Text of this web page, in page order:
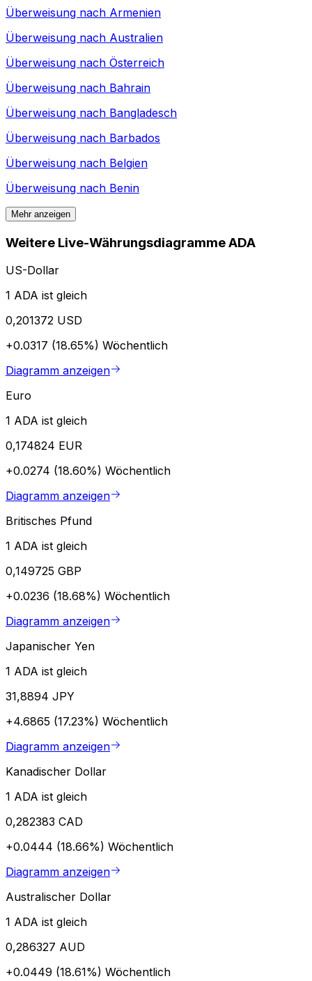
Überweisung nach Armenien
Überweisung nach Australien
Überweisung nach Österreich
Überweisung nach Bahrain
Überweisung nach Bangladesch
Überweisung nach Barbados
Überweisung nach Belgien
Überweisung nach Benin
Mehr anzeigen
Weitere Live-Währungsdiagramme ADA
US-Dollar
1 ADA ist gleich
0,201372 USD
+0.0317 (18.65%) Wöchentlich
Diagramm anzeigen
Euro
1 ADA ist gleich
0,174824 EUR
+0.0274 (18.60%) Wöchentlich
Diagramm anzeigen
Britisches Pfund
1 ADA ist gleich
0,149725 GBP
+0.0236 (18.68%) Wöchentlich
Diagramm anzeigen
Japanischer Yen
1 ADA ist gleich
31,8894 JPY
+4.6865 (17.23%) Wöchentlich
Diagramm anzeigen
Kanadischer Dollar
1 ADA ist gleich
0,282383 CAD
+0.0444 (18.66%) Wöchentlich
Diagramm anzeigen
Australischer Dollar
1 ADA ist gleich
0,286327 AUD
+0.0449 (18.61%) Wöchentlich